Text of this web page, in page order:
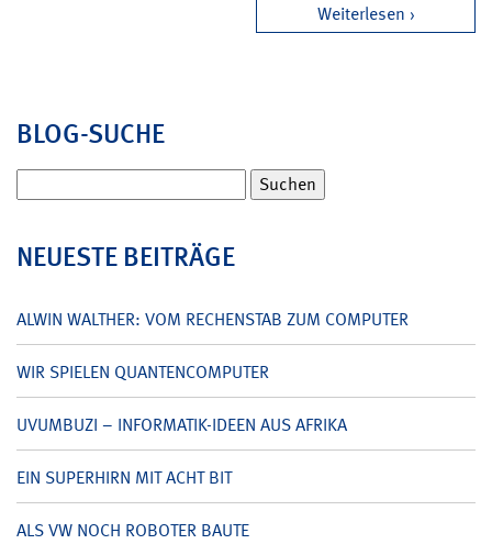
Weiterlesen
BLOG-SUCHE
nach:
NEUESTE BEITRÄGE
ALWIN WALTHER: VOM RECHENSTAB ZUM COMPUTER
WIR SPIELEN QUANTENCOMPUTER
UVUMBUZI – INFORMATIK-IDEEN AUS AFRIKA
EIN SUPERHIRN MIT ACHT BIT
ALS VW NOCH ROBOTER BAUTE